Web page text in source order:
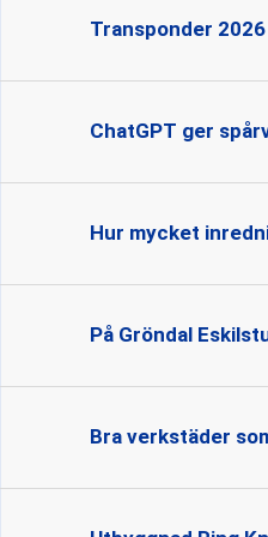
Transponder 2026
ChatGPT ger
Hur mycket
På Gröndal
Bra verkstäder